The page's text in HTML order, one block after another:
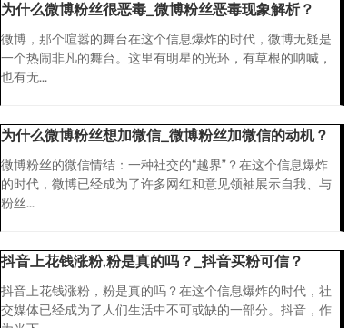
为什么微博粉丝很恶毒_微博粉丝恶毒现象解析？
微博，那个喧嚣的舞台在这个信息爆炸的时代，微博无疑是
一个热闹非凡的舞台。这里有明星的光环，有草根的呐喊，
也有无...
为什么微博粉丝想加微信_微博粉丝加微信的动机？
微博粉丝的微信情结：一种社交的“越界”？在这个信息爆炸
的时代，微博已经成为了许多网红和意见领袖展示自我、与
粉丝...
抖音上花钱涨粉,粉是真的吗？_抖音买粉可信？
抖音上花钱涨粉，粉是真的吗？在这个信息爆炸的时代，社
交媒体已经成为了人们生活中不可或缺的一部分。抖音，作